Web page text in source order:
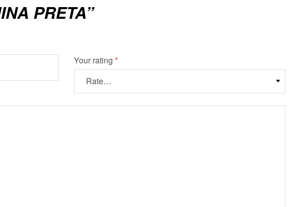
PRETA”
Your rating *